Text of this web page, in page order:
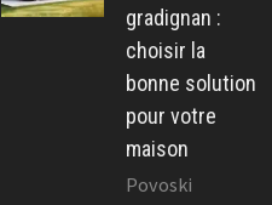
gradignan :
choisir la
bonne solution
pour votre
maison
Povoski